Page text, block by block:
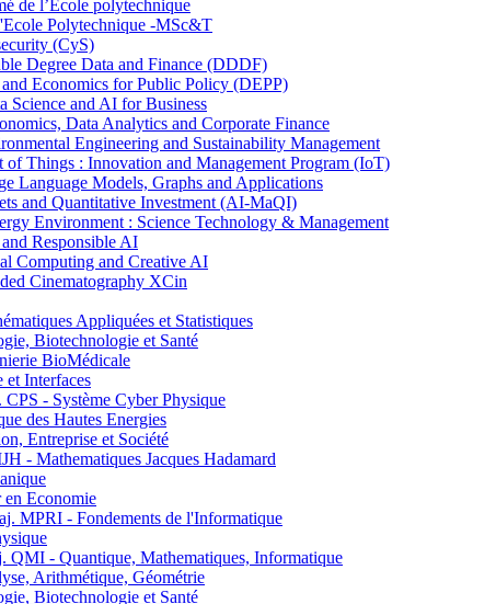
de l’École polytechnique
Polytechnique -MSc&T
(CyS)
Degree Data and Finance (DDDF)
Economics for Public Policy (DEPP)
and AI for Business
Data Analytics and Corporate Finance
Engineering and Sustainability Management
Things : Innovation and Management Program (IoT)
Language Models, Graphs and Applications
and Quantitative Investment (AI-MaQI)
Environment : Science Technology & Management
Responsible AI
Computing and Creative AI
Cinematography XCin
Appliquées et Statistiques
Biotechnologie et Santé
BioMédicale
Interfaces
- Système Cyber Physique
des Hautes Energies
Entreprise et Société
- Mathematiques Jacques Hadamard
Economie
MPRI - Fondements de l'Informatique
- Quantique, Mathematiques, Informatique
Arithmétique, Géométrie
Biotechnologie et Santé